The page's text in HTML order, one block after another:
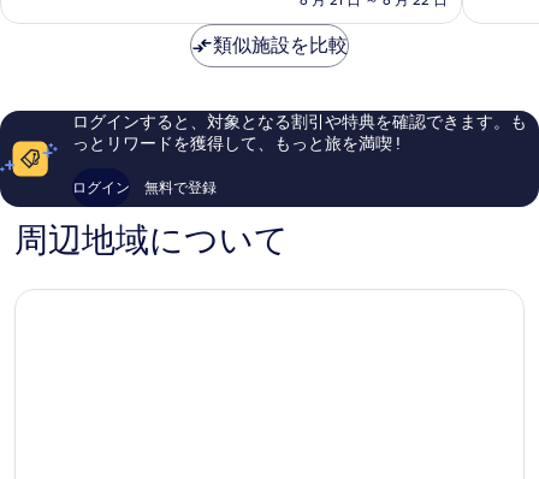
ュ
ス
ホ
テ
に
し
口
コ
97
件
の
口
金
は
イ
素
い、
口
口
類似施設を比較
ログインすると、対象となる割引や特典を確認できます。も
っとリワードを獲得して、もっと旅を満喫 !
ログイン 無料で登録
周辺地域について